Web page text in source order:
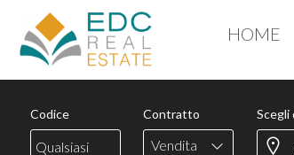
HOME
Codice Contratto
Vendita
Scegli
HOME
SIAMO
Codice
Contratto